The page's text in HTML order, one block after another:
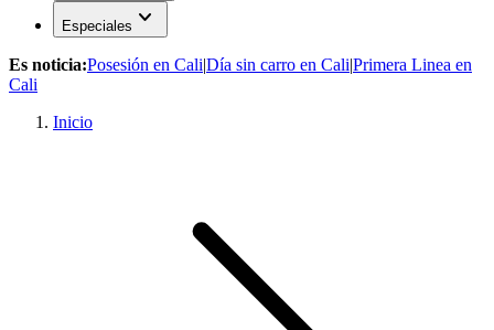
Especiales expand_more
Es noticia:Posesión en Cali|Día sin carro en Cali|Primera Linea en
Cali
Inicio